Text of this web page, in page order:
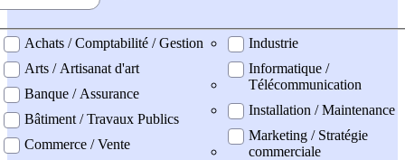
professionel
Achats / Comptabilité / Gestion
Arts / Artisanat d'art
Banque / Assurance
Bâtiment / Travaux Publics
Commerce / Vente
Industrie
Informatique /
Télécommunication
Installation / Maintenance
Marketing / Stratégie
commerciale